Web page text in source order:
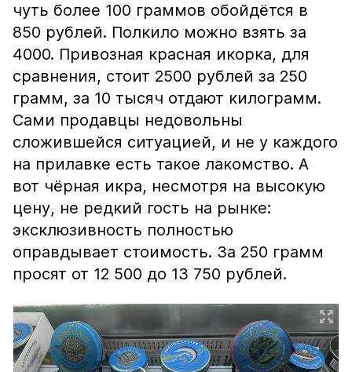
чуть более 100 граммов обойдётся в
850 рублей. Полкило можно взять за
4000. Привозная красная икорка, для
сравнения, стоит 2500 рублей за 250
грамм, за 10 тысяч отдают килограмм.
Сами продавцы недовольны
сложившейся ситуацией, и не у каждого
на прилавке есть такое лакомство. А
вот чёрная икра, несмотря на высокую
цену, не редкий гость на рынке:
эксклюзивность полностью
оправдывает стоимость. За 250 грамм
просят от 12 500 до 13 750 рублей.